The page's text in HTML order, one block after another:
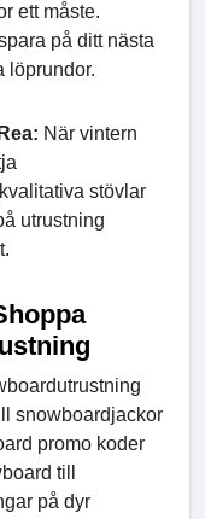
ett måste.
på ditt nästa
löprundor.
När vintern
stövlar
utrustning
snowboardjackor
promo koder
till
på dyr